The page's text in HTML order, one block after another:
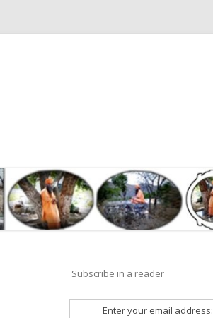
Subscribe in a reader
Enter your email address: